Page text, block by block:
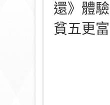
還》體
貧五更富